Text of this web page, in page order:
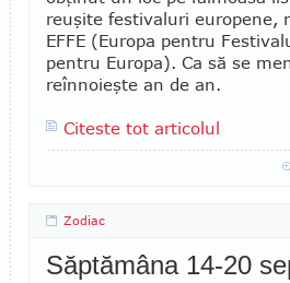
reuşite festivaluri europene,
EFFE (Europa pentru
pentru Eu­ropa). Ca să se
reînnoieşte an de an.
Citeste tot articolul
Zodiac
Săptămâna 14-20